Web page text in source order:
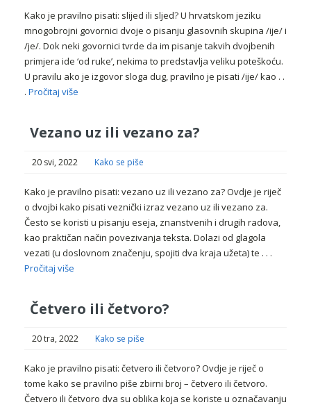
Kako je pravilno pisati: slijed ili sljed? U hrvatskom jeziku
mnogobrojni govornici dvoje o pisanju glasovnih skupina /ije/ i
/je/. Dok neki govornici tvrde da im pisanje takvih dvojbenih
primjera ide ‘od ruke’, nekima to predstavlja veliku poteškoću.
U pravilu ako je izgovor sloga dug, pravilno je pisati /ije/ kao . .
. Pročitaj više
Vezano uz ili vezano za?
20 svi, 2022 Kako se piše
Kako je pravilno pisati: vezano uz ili vezano za? Ovdje je riječ
o dvojbi kako pisati veznički izraz vezano uz ili vezano za.
Često se koristi u pisanju eseja, znanstvenih i drugih radova,
kao praktičan način povezivanja teksta. Dolazi od glagola
vezati (u doslovnom značenju, spojiti dva kraja užeta) te . . .
Pročitaj više
Četvero ili četvoro?
20 tra, 2022 Kako se piše
Kako je pravilno pisati: četvero ili četvoro? Ovdje je riječ o
tome kako se pravilno piše zbirni broj – četvero ili četvoro.
Četvero ili četvoro dva su oblika koja se koriste u označavanju